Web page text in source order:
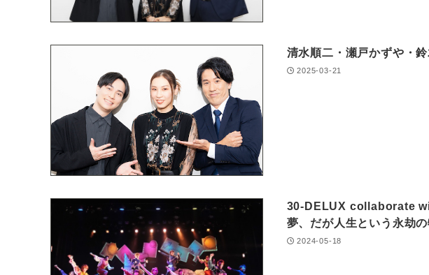
清水順二・瀬戸かずや・
2025-03-21
30-DELUX collaborate
夢、だが人生という永劫
2024-05-18